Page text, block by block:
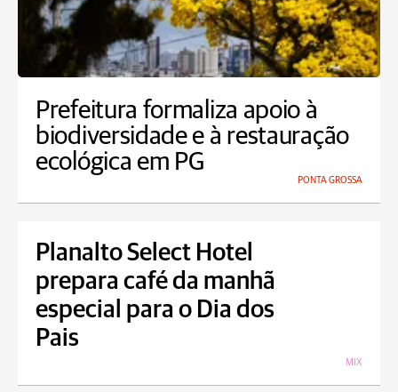
Prefeitura formaliza apoio à
biodiversidade e à restauração
ecológica em PG
PONTA GROSSA
Planalto Select Hotel
prepara café da manhã
especial para o Dia dos
Pais
MIX